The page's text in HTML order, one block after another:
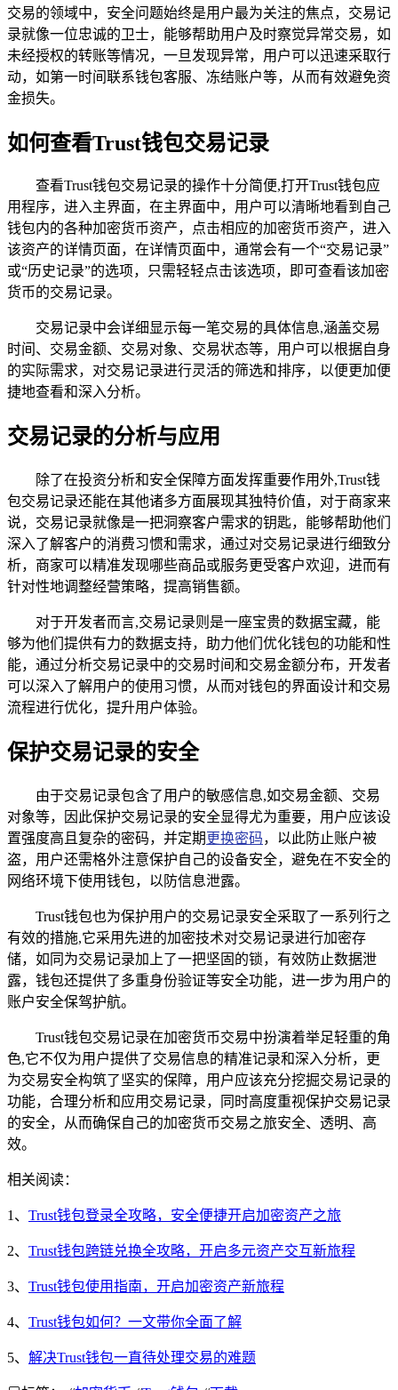
交易的领域中，安全问题始终是用户最为关注的焦点，交易记
录就像一位忠诚的卫士，能够帮助用户及时察觉异常交易，如
未经授权的转账等情况，一旦发现异常，用户可以迅速采取行
动，如第一时间联系钱包客服、冻结账户等，从而有效避免资
金损失。
如何查看Trust钱包交易记录
查看Trust钱包交易记录的操作十分简便,打开Trust钱包应
用程序，进入主界面，在主界面中，用户可以清晰地看到自己
钱包内的各种加密货币资产，点击相应的加密货币资产，进入
该资产的详情页面，在详情页面中，通常会有一个“交易记录”
或“历史记录”的选项，只需轻轻点击该选项，即可查看该加密
货币的交易记录。
交易记录中会详细显示每一笔交易的具体信息,涵盖交易
时间、交易金额、交易对象、交易状态等，用户可以根据自身
的实际需求，对交易记录进行灵活的筛选和排序，以便更加便
捷地查看和深入分析。
交易记录的分析与应用
除了在投资分析和安全保障方面发挥重要作用外,Trust钱
包交易记录还能在其他诸多方面展现其独特价值，对于商家来
说，交易记录就像是一把洞察客户需求的钥匙，能够帮助他们
深入了解客户的消费习惯和需求，通过对交易记录进行细致分
析，商家可以精准发现哪些商品或服务更受客户欢迎，进而有
针对性地调整经营策略，提高销售额。
对于开发者而言,交易记录则是一座宝贵的数据宝藏，能
够为他们提供有力的数据支持，助力他们优化钱包的功能和性
能，通过分析交易记录中的交易时间和交易金额分布，开发者
可以深入了解用户的使用习惯，从而对钱包的界面设计和交易
流程进行优化，提升用户体验。
保护交易记录的安全
由于交易记录包含了用户的敏感信息,如交易金额、交易
对象等，因此保护交易记录的安全显得尤为重要，用户应该设
置强度高且复杂的密码，并定期 更换密码，以此防止账户被
盗，用户还需格外注意保护自己的设备安全，避免在不安全的
网络环境下使用钱包，以防信息泄露。
Trust钱包也为保护用户的交易记录安全采取了一系列行之
有效的措施,它采用先进的加密技术对交易记录进行加密存
储，如同为交易记录加上了一把坚固的锁，有效防止数据泄
露，钱包还提供了多重身份验证等安全功能，进一步为用户的
账户安全保驾护航。
Trust钱包交易记录在加密货币交易中扮演着举足轻重的角
色,它不仅为用户提供了交易信息的精准记录和深入分析，更
为交易安全构筑了坚实的保障，用户应该充分挖掘交易记录的
功能，合理分析和应用交易记录，同时高度重视保护交易记录
的安全，从而确保自己的加密货币交易之旅安全、透明、高
效。
相关阅读：
1、 Trust钱包登录全攻略，安全便捷开启加密资产之旅
2、 Trust钱包跨链兑换全攻略，开启多元资产交互新旅程
3、 Trust钱包使用指南，开启加密资产新旅程
4、 Trust钱包如何？一文带你全面了解
5、 解决Trust钱包一直待处理交易的难题